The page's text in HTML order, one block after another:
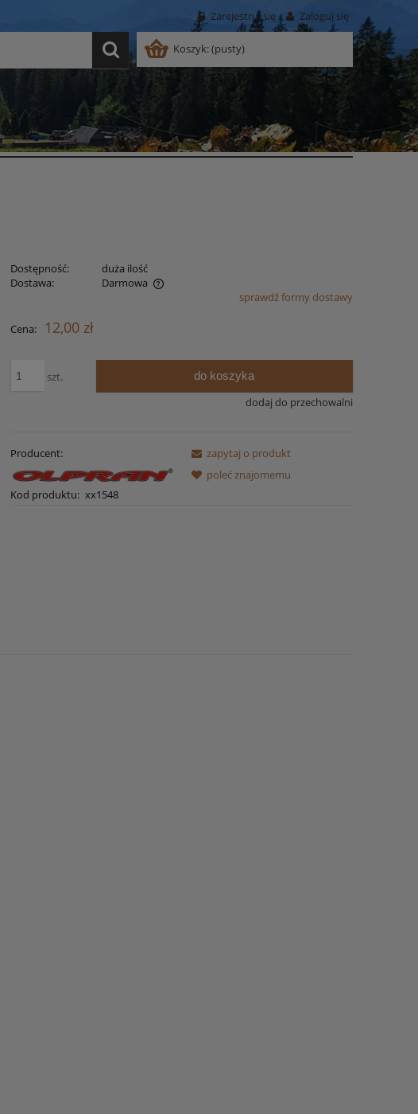
Zarejestruj się Zaloguj się
Koszyk:(pusty)
Dostępność:
duża ilość
Dostawa:
Darmowa
sprawdź formy dostawy
Cena: 12,00 zł
szt. do koszyka
dodaj do przechowalni
Producent:
Kod produktu: xx1548
zapytaj o produkt
poleć znajomemu